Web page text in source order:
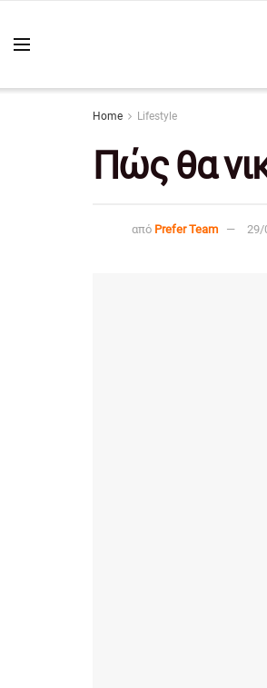
Home Lifestyle
Πώς θα
από Prefer Team 29/